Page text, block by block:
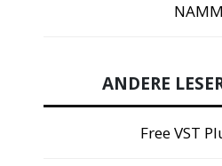
NAMM
ANDERE
Free VST